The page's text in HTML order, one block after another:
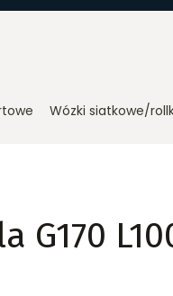
Wózki siatkowe/
G170